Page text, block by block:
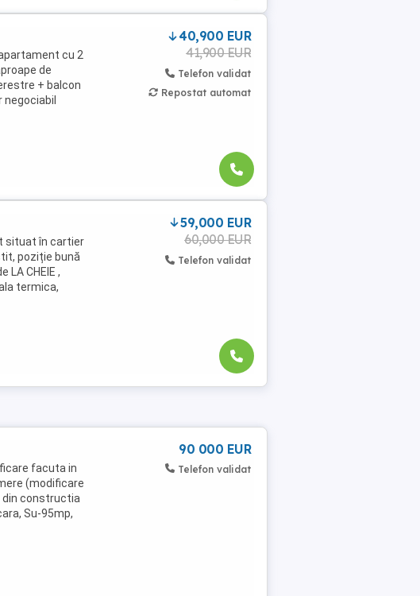
cu 2
de
+ balcon
40,900 EUR
41,900 EUR
Telefon validat
Repostat automat
situat în cartier
poziție bună
CHEIE ,
termica,
59,000 EUR
60,000 EUR
Telefon validat
facuta in
(modificare
din constructia
Su-95mp,
90 000 EUR
Telefon validat